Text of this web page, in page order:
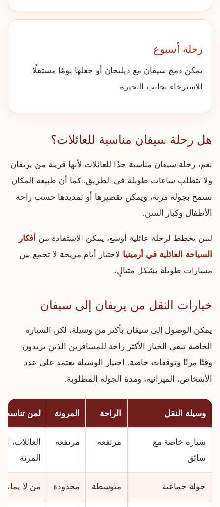
رحلة أسبوع
يمكن دمج سيفان مع ديليجان أو جعلها يومًا مستقلًا
للاسترخاء بجانب البحيرة.
هل رحلة سيفان مناسبة للعائلات؟
نعم، رحلة سيفان مناسبة جدًا للعائلات لأنها قريبة من يريفان
ولا تتطلب ساعات طويلة في الطريق. كما أن طبيعة المكان
تسمح بجولة مرنة، ويمكن تقصيرها أو تمديدها حسب راحة
الأطفال وكبار السن.
لمن يخطط لرحلة عائلية أوسع، يمكن الاستفادة من أفكار
السياحة العائلية في أرمينيا لاختيار أيام مريحة لا تجمع بين
مسارات طويلة بشكل متتالٍ.
خيارات النقل من يريفان إلى سيفان
يمكن الوصول إلى سيفان بأكثر من وسيلة، لكن السيارة
الخاصة تبقى الخيار الأكثر راحة للمسافرين الذين يريدون
وقتًا مرنًا وتوقفات خاصة. اختيار الوسيلة يعتمد على عدد
الأشخاص، الميزانية، ومدة الجولة المطلوبة.
وسيلة النقل الراحة المرونة لمن
سيارة خاصة مع
سائق
مرتفعة مرتفعة
العائلات،
المرنة
جولة جماعية متوسطة محدودة من لا يمانع